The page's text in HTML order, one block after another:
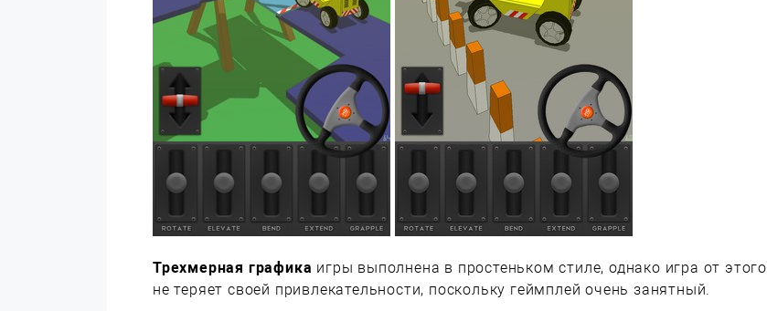
Трехмерная графика игры выполнена в простеньком стиле, однако игра от этого
не теряет своей привлекательности, поскольку геймплей очень занятный.